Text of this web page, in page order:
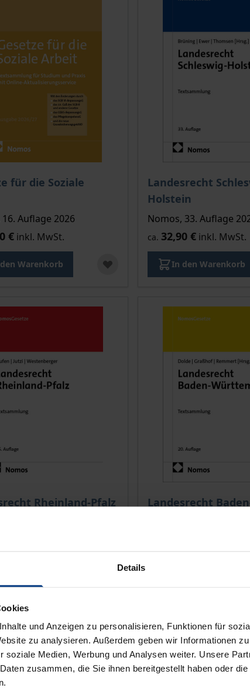
Details
und Anzeigen zu personalisieren, Funktionen für
zu analysieren. Außerdem geben wir Informationen
soziale Medien, Werbung und Analysen weiter. Unsere
zusammen, die Sie ihnen bereitgestellt haben oder
für die Soziale
Auflage 2026
€ inkl. MwSt.
Warenkorb
Landesrecht
Holstein
Nomos, 33. Auflage
ca. 32,90 € inkl. MwSt.
In den Warenkorb
Rheinland-Pfalz
Warenkorb
Landesrecht